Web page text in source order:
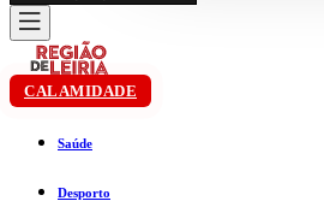
CALAMIDADE
Saúde
Desporto